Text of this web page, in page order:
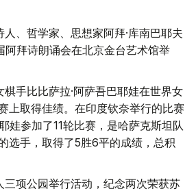
、哲学家、思想家阿拜·库南巴耶夫
阿拜诗朗诵会在北京金台艺术馆举
手比比萨拉·阿萨吾巴耶娃在世界女
上取得佳绩。在印度钦奈举行的比赛
娃参加了11轮比赛，是哈萨克斯坦队
选手，取得了5胜6平的成绩，总积
项公园举行活动，纪念两次荣获苏